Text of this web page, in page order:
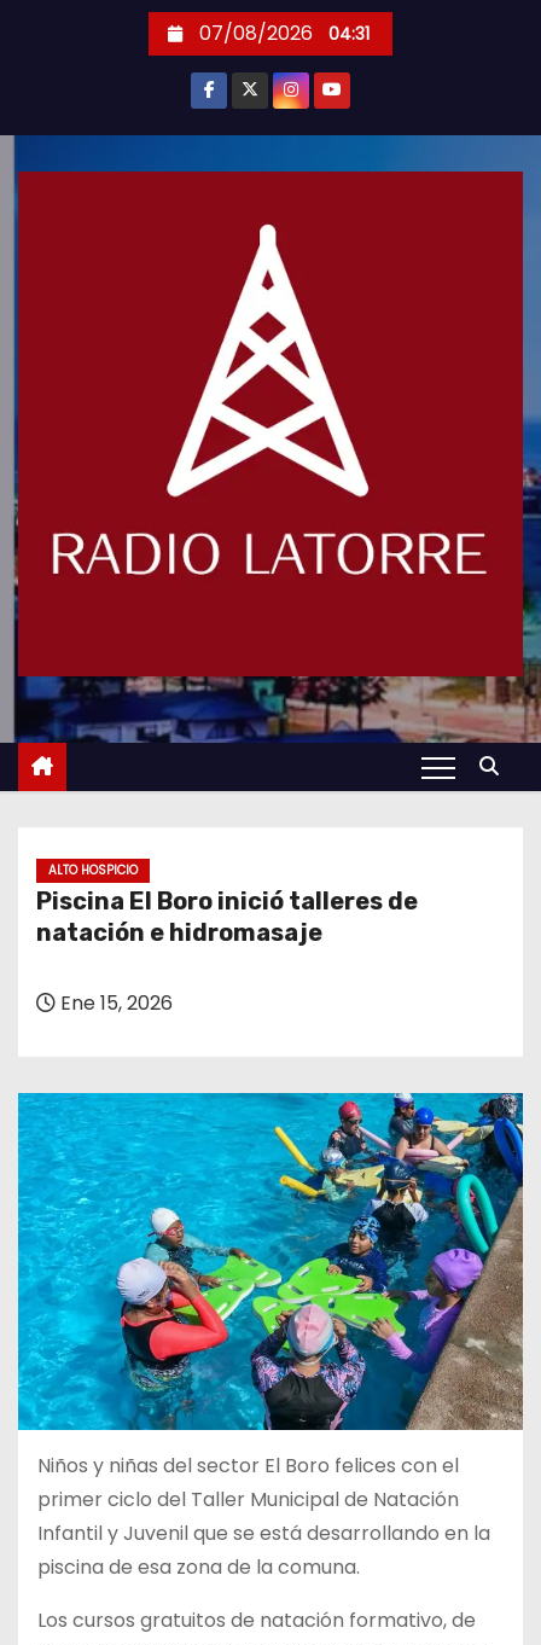
07/08/2026 04:31
ALTO HOSPICIO
Piscina El Boro inició talleres de
natación e hidromasaje
Ene 15, 2026
Niños y niñas del sector El Boro felices con el
primer ciclo del Taller Municipal de Natación
Infantil y Juvenil que se está desarrollando en la
piscina de esa zona de la comuna.
Los cursos gratuitos de natación formativo, de